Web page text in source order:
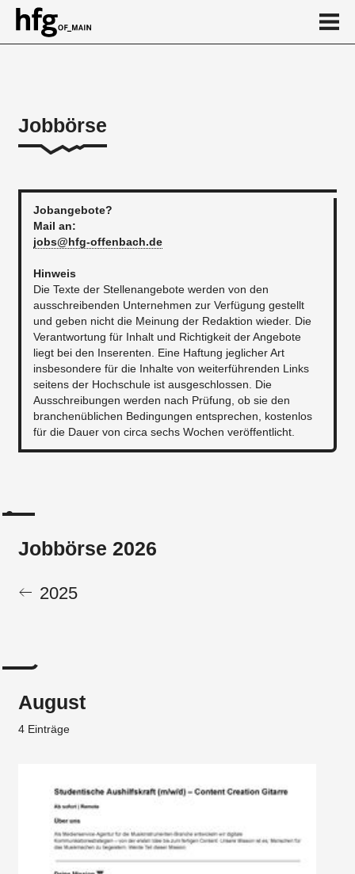
Jobbörse 2026
Jobbörse
Jobangebote?
Mail an:
jobs@hfg-offenbach.de
Hinweis
Die Texte der Stellenangebote werden von den
ausschreibenden Unternehmen zur Verfügung gestellt
und geben nicht die Meinung der Redaktion wieder. Die
Verantwortung für Inhalt und Richtigkeit der Angebote
liegt bei den Inserenten. Eine Haftung jeglicher Art
insbesondere für die Inhalte von weiterführenden Links
seitens der Hochschule ist ausgeschlossen. Die
Ausschreibungen werden nach Prüfung, ob sie den
branchenüblichen Bedingungen entsprechen, kostenlos
für die Dauer von circa sechs Wochen veröffentlicht.
Jobbörse 2026
2025
August
4 Einträge